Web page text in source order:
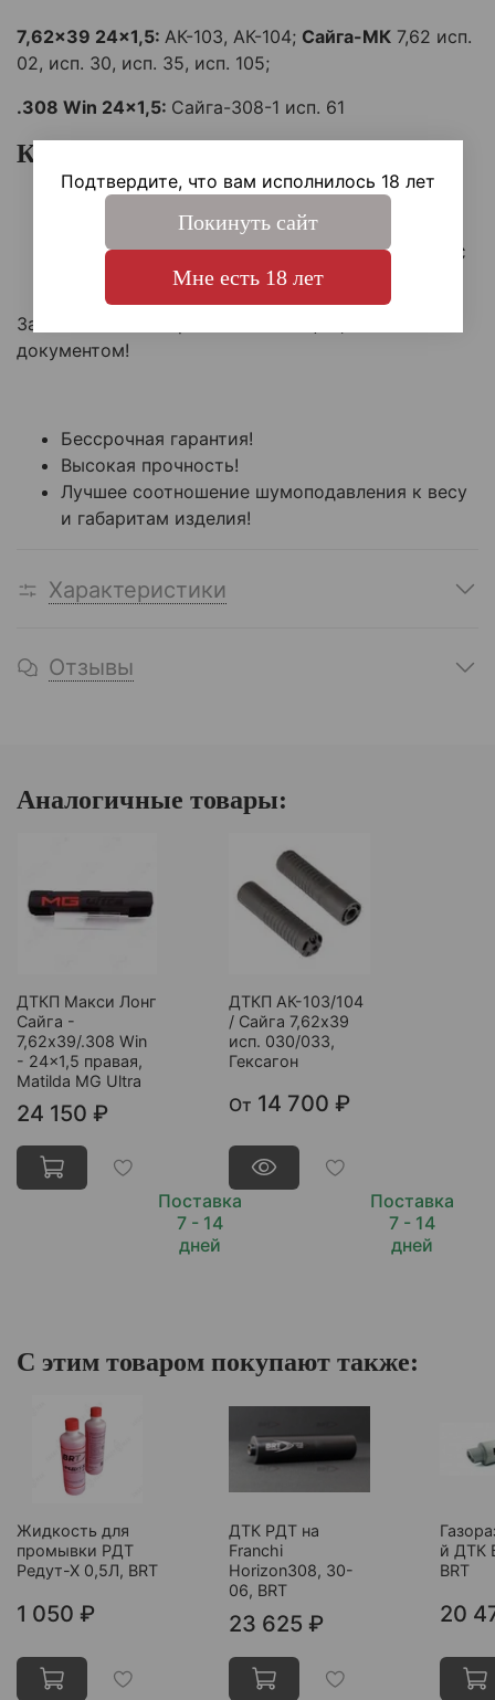
7,62x39 24x1,5: АК-103, АК-104; Сайга-МК 7,62 исп.
02, исп. 30, исп. 35, исп. 105;
.308 Win 24x1,5: Сайга-308-1 исп. 61
Комплектация:
ДТК закрытого типа
Экспертиза, что устройство не является ПБС
Заключение эксперта является официальным
документом!
Бессрочная гарантия!
Высокая прочность!
Лучшее соотношение шумоподавления к весу
и габаритам изделия!
Характеристики
Отзывы
Аналогичные товары:
ДТКП Макси Лонг
Сайга -
7,62x39/.308 Win
- 24x1,5 правая,
Matilda MG Ultra
Поставка
7 - 14
дней
24 150 ₽
ДТКП АК-103/104
/ Сайга 7,62х39
исп. 030/033,
Гексагон
Поставка
7 - 14
дней
От 14 700 ₽
С этим товаром покупают также:
Жидкость для
промывки РДТ
Редут-Х 0,5Л, BRT
1 050 ₽
ДТК РДТ на
Franchi
Horizon308, 30-
06, BRT
23 625 ₽
й ДТК
BRT
20
Подтвердите, что вам исполнилось 18 лет
Покинуть сайт
Мне есть 18 лет